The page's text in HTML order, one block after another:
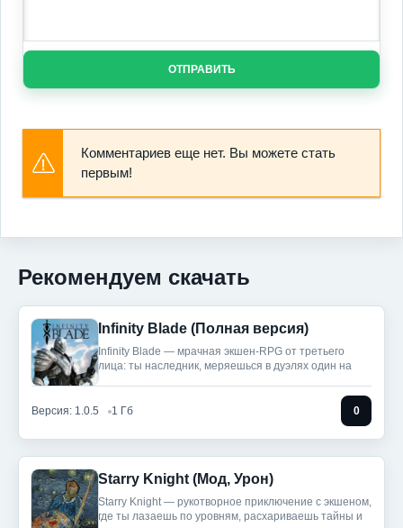
ОТПРАВИТЬ
Комментариев еще нет. Вы можете стать
первым!
Рекомендуем скачать
Infinity Blade (Полная версия)
Infinity Blade — мрачная экшен-RPG от третьего
лица: ты наследник, меряешься в дуэлях один на
Версия: 1.0.5 1 Гб 0
Starry Knight (Мод, Урон)
Starry Knight — рукотворное приключение с экшеном,
где ты лазаешь по уровням, расхариваешь тайны и